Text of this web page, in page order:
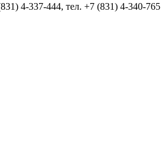
4-337-444, тел. +7 (831) 4-340-765